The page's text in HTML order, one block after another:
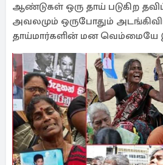
ஆண்டுகள் ஒரு தாய் படுகிற
அவலமும் ஒருபோதும்
தாய்மார்களின் மன வெம்மையே